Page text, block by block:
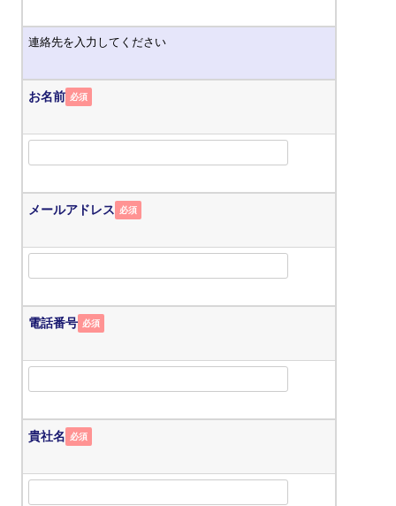
連絡先を入力してください
お名前 必須
メールアドレス 必須
電話番号 必須
貴社名 必須